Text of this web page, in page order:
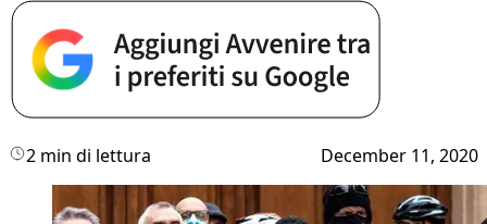
2 min di lettura December 11, 2020